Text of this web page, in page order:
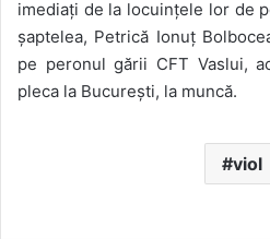
imediați de la locuințele lor de
șaptelea, Petrică Ionuț
pe peronul gării CFT Vaslui,
pleca la București, la muncă.
viol